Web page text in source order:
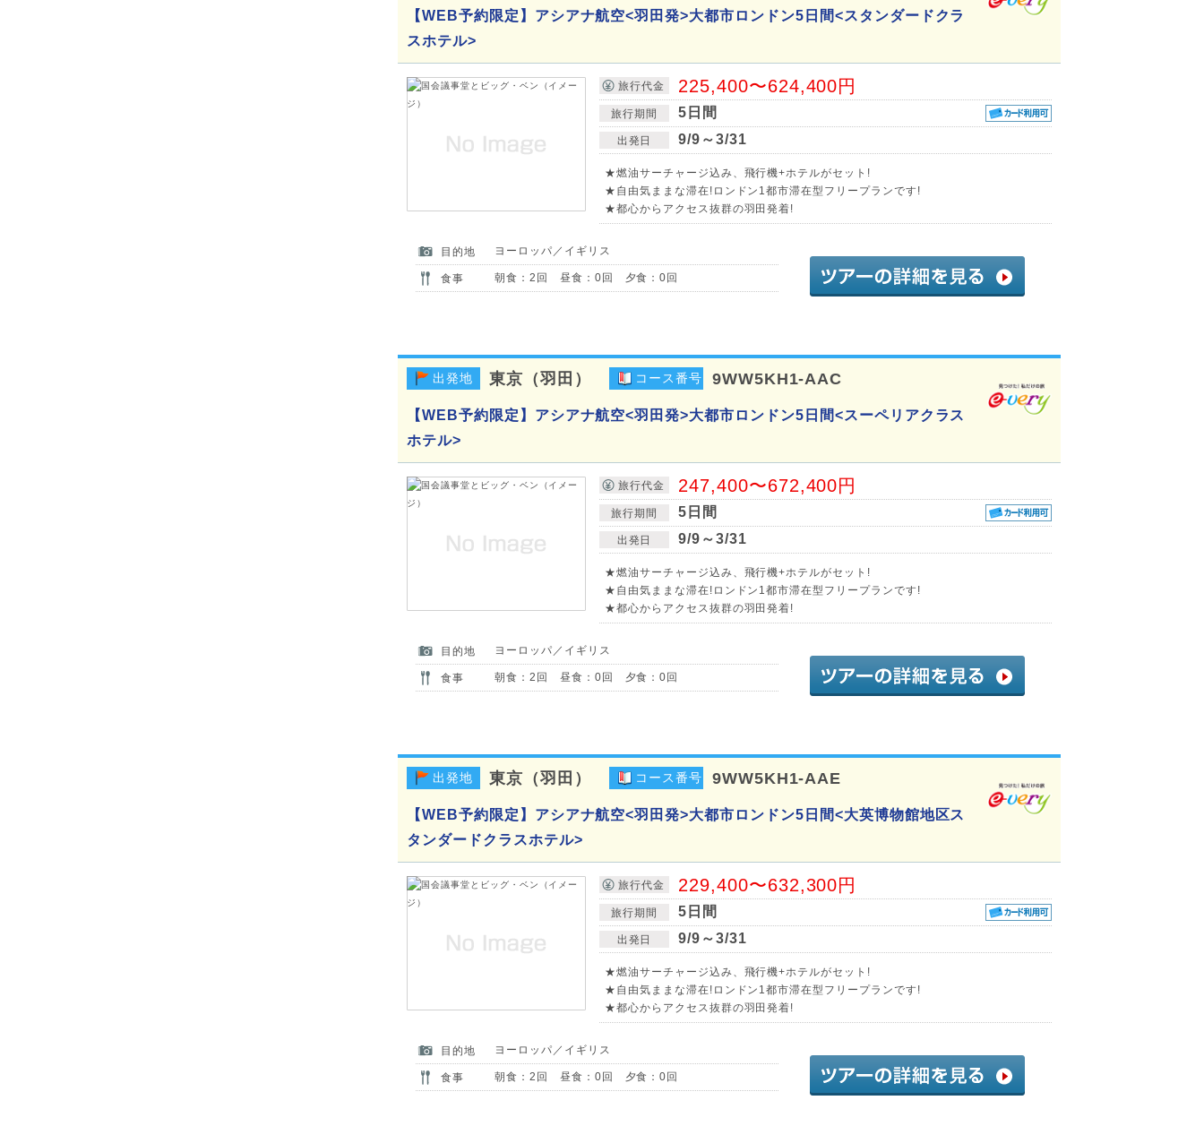
【WEB予約限定】アシアナ航空<羽田発>大都市ロンドン5日間<スタンダードクラ
スホテル>
旅行代金 225,400〜624,400円
旅行期間 5日間
出発日 9/9～3/31
★燃油サーチャージ込み、飛行機+ホテルがセット!
★自由気ままな滞在!ロンドン1都市滞在型フリープランです!
★都心からアクセス抜群の羽田発着!
目的地 ヨーロッパ／イギリス
食事 朝食：2回 昼食：0回 夕食：0回
出発地 東京（羽田） コース番号 9WW5KH1-AAC
【WEB予約限定】アシアナ航空<羽田発>大都市ロンドン5日間<スーペリアクラス
ホテル>
旅行代金 247,400〜672,400円
旅行期間 5日間
出発日 9/9～3/31
★燃油サーチャージ込み、飛行機+ホテルがセット!
★自由気ままな滞在!ロンドン1都市滞在型フリープランです!
★都心からアクセス抜群の羽田発着!
目的地 ヨーロッパ／イギリス
食事 朝食：2回 昼食：0回 夕食：0回
出発地 東京（羽田） コース番号 9WW5KH1-AAE
【WEB予約限定】アシアナ航空<羽田発>大都市ロンドン5日間<大英博物館地区ス
タンダードクラスホテル>
旅行代金 229,400〜632,300円
旅行期間 5日間
出発日 9/9～3/31
★燃油サーチャージ込み、飛行機+ホテルがセット!
★自由気ままな滞在!ロンドン1都市滞在型フリープランです!
★都心からアクセス抜群の羽田発着!
目的地 ヨーロッパ／イギリス
食事 朝食：2回 昼食：0回 夕食：0回